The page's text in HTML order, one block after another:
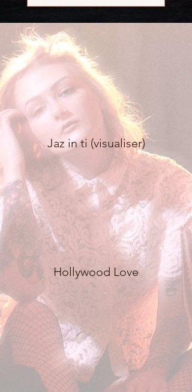
Jaz in ti (visualiser)
Hollywood Love